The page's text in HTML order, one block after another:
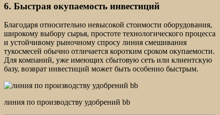
6. Быстрая окупаемость инвестиций
Благодаря относительно невысокой стоимости оборудования,
широкому выбору сырья, простоте технологического процесса
и устойчивому рыночному спросу линия смешивания
тукосмесей обычно отличается коротким сроком окупаемости.
Для компаний, уже имеющих сбытовую сеть или клиентскую
базу, возврат инвестиций может быть особенно быстрым.
линия по производству удобрений bb